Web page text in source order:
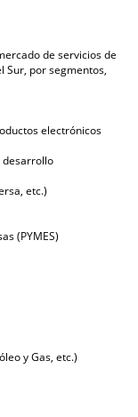
de servicios de
Sur, por segmentos,
electrónicos
desarrollo
etc.)
(PYMES)
y Gas, etc.)